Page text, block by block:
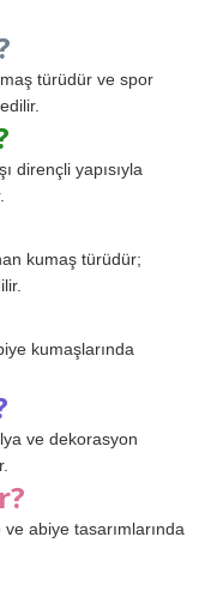
türüdür ve spor
dirençli yapısıyla
kumaş türüdür;
kumaşlarında
ve dekorasyon
abiye tasarımlarında